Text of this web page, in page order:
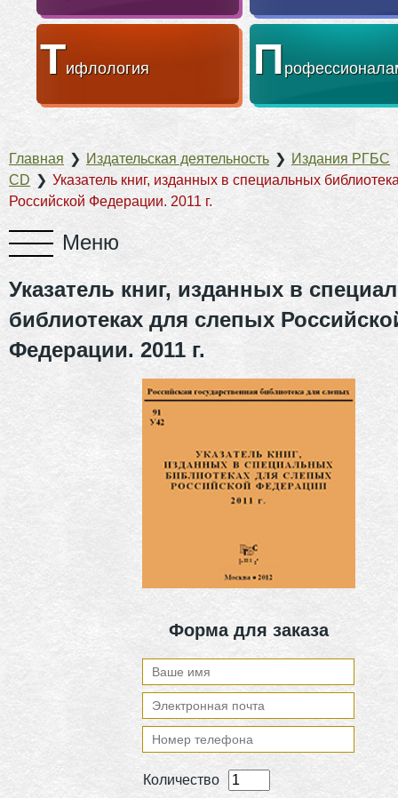
Тифлология П
Главная ❯ Издательская деятельность ❯ Издания РГБС
CD ❯ Указатель книг, изданных в специальных
Российской Федерации. 2011 г.
Указатель книг, изданных в
библиотеках для слепых
Федерации. 2011 г.
Форма для заказа
Количество